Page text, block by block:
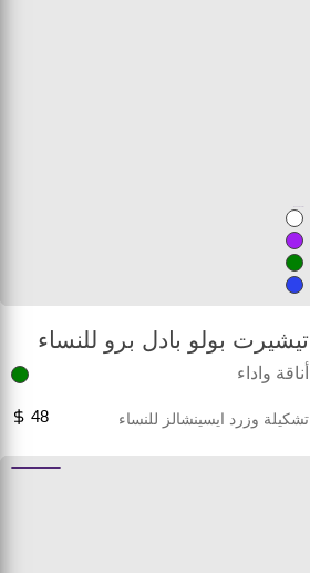
تيشيرت بولو بادل برو للنساء
أناقة واداء
تشكيلة وزرد ايسينشالز للنساء 48